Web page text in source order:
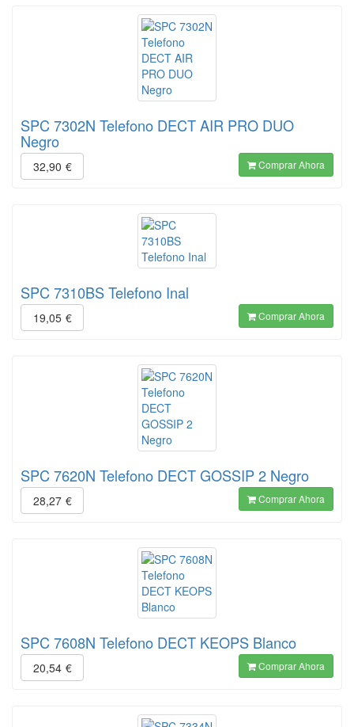
SPC 7302N Telefono DECT AIR PRO DUO
Negro
32,90 € Comprar Ahora
SPC 7310BS Telefono Inal
19,05 € Comprar Ahora
SPC 7620N Telefono DECT GOSSIP 2 Negro
28,27 € Comprar Ahora
SPC 7608N Telefono DECT KEOPS Blanco
20,54 € Comprar Ahora